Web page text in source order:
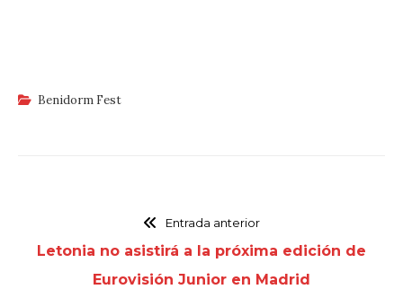
Benidorm Fest
Entrada anterior
Letonia no asistirá a la próxima edición de
Eurovisión Junior en Madrid